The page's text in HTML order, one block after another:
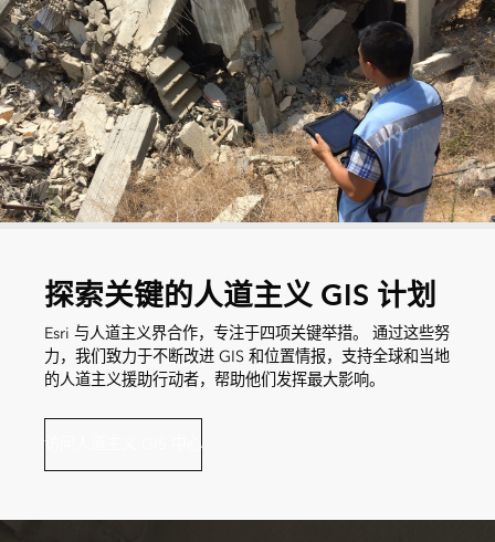
探索关键的人道主义 GIS 计划
Esri 与人道主义界合作，专注于四项关键举措。 通过这些努
力，我们致力于不断改进 GIS 和位置情报，支持全球和当地
的人道主义援助行动者，帮助他们发挥最大影响。
访问人道主义 GIS 中心